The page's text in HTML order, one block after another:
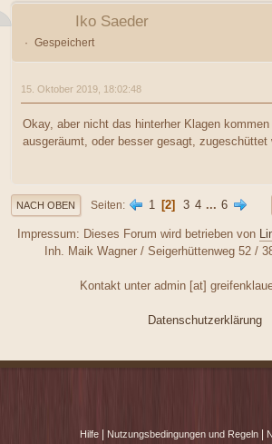
Iko Saeder
Gespeichert
15. Oktober 2019, 18:02:48
Okay, aber nicht das hinterher Klagen
ausgeräumt, oder besser gesagt, zugeschüttet
NACH OBEN Seiten 1 2 3 4 ... 6
Impressum: Dieses Forum wird betrieben von
Inh. Maik Wagner / Seigerhüttenweg 52 /
Kontakt unter admin [at]
Datenschutzerklärung
Hilfe| Nutzungsbedingungen und Regeln|